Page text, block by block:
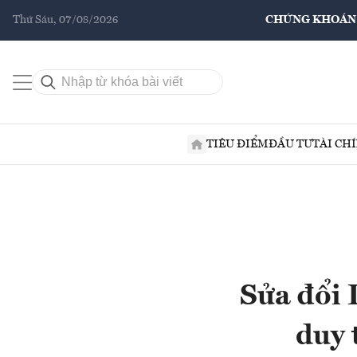
Thứ Sáu, 07/08/2026 CHỨNG KHOÁN
TIÊU ĐIỂMĐẦU TƯTÀI
Sửa đổi
duy